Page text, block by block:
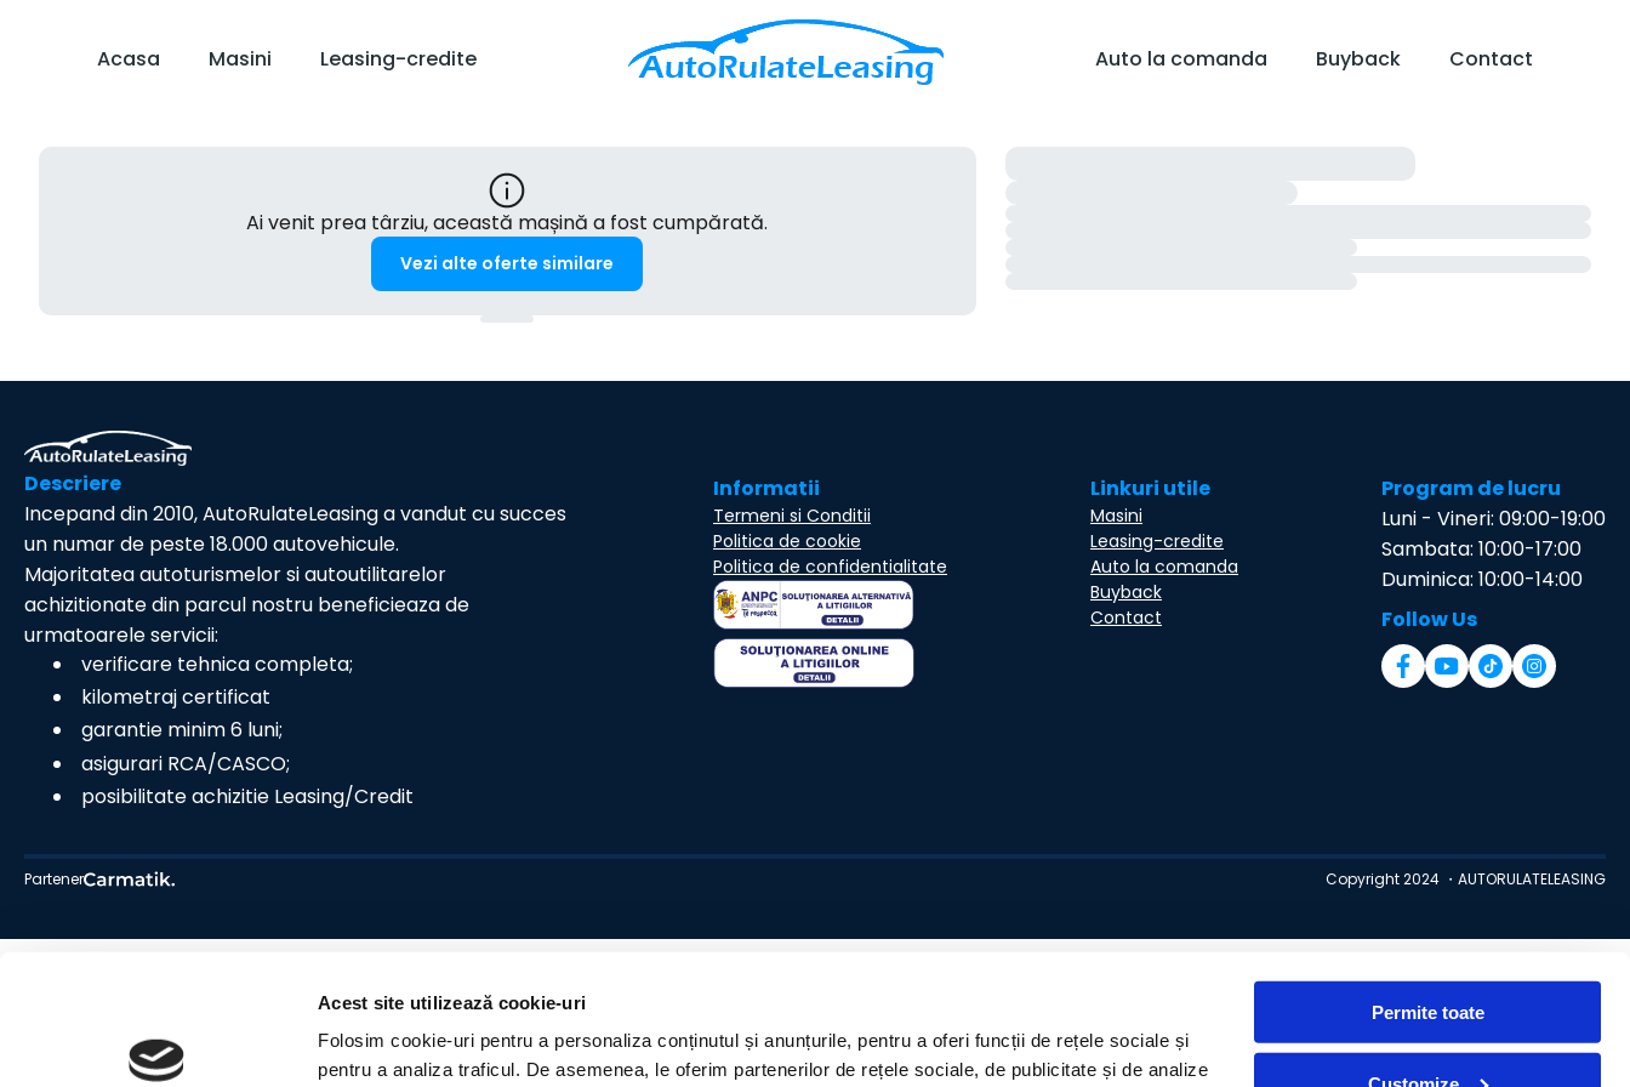
Acest site utilizează cookie-uri
Folosim cookie-uri pentru a personaliza conținutul și anunțurile, pentru a oferi funcții de rețele sociale și
pentru a analiza traficul. De asemenea, le oferim partenerilor de rețele sociale, de publicitate și de analize
Permite toate
Acasa Masini Leasing-credite Auto la comanda Buyback Contact
Ai venit prea târziu, această mașină a fost cumpărată.
Vezi alte oferte similare
Descriere
Incepand din 2010, AutoRulateLeasing a vandut cu succes
un numar de peste 18.000 autovehicule.
Majoritatea autoturismelor si autoutilitarelor
achizitionate din parcul nostru beneficieaza de
urmatoarele servicii:
verificare tehnica completa;
kilometraj certificat
garantie minim 6 luni;
asigurari RCA/CASCO;
posibilitate achizitie Leasing/Credit
Informatii
Termeni si Conditii
Politica de cookie
Politica de confidentialitate
Linkuri utile
Masini
Leasing-credite
Auto la comanda
Buyback
Contact
Program de lucru
Luni - Vineri: 09:00-19:00
Sambata: 10:00-17:00
Duminica: 10:00-14:00
Follow Us
Partener Copyright 2024 ・AUTORULATELEASING